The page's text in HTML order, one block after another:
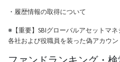
・ 履歴情報の取得について
※【重要】SBIグローバルアセットマ
各社および役職員を装った偽アカウ